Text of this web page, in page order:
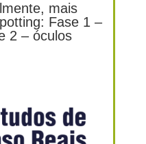
mais
Fase 1 –
2 – óculos